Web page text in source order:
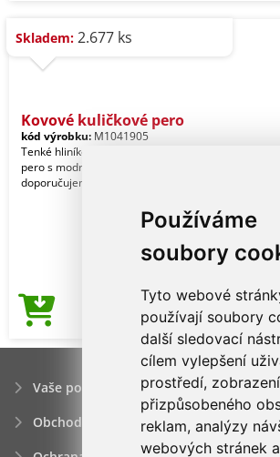
Používáme
soubory
Tyto webové
používají soubory
další sledovací
cílem vylepšení
prostředí, zobrazení
přizpůsobeného
reklam, analýzy
webových stránek
Skladem: 2.677 ks
Kovové kuličkové pero
kód výrobku: M1041905
Tenké hliníkové elegantní kuličkové
pero s modrou náplní. Jako potisk
doporučujeme gravírování.
Vaše poptávka
Obchodní podmínky